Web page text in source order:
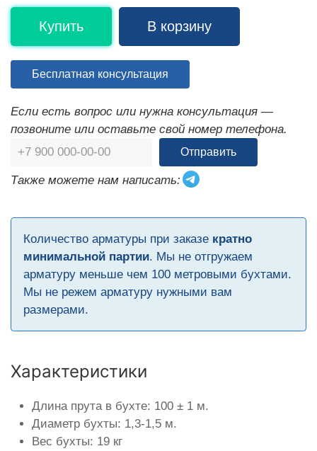
Купить В корзину
Бесплатная консультация
Если есть вопрос или нужна консультация —
позвоните или оставьте свой номер телефона.
Отправить
Также можете нам написать:
Количество арматуры при заказе кратно
минимальной партии. Мы не отгружаем
арматуру меньше чем 100 метровыми бухтами.
Мы не режем арматуру нужными вам
размерами.
Характеристики
Длина прута в бухте: 100 ± 1 м.
Диаметр бухты: 1,3-1,5 м.
Вес бухты: 19 кг